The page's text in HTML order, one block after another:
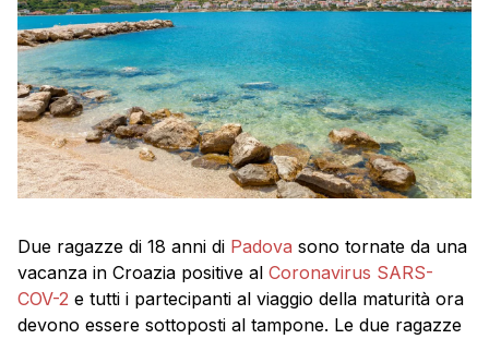
Due ragazze di 18 anni di Padova sono tornate da una
vacanza in Croazia positive al Coronavirus SARS-
COV-2 e tutti i partecipanti al viaggio della maturità ora
devono essere sottoposti al tampone. Le due ragazze